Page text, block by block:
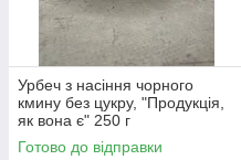
Урбеч з насіння чорного
кмину без цукру, "Продукція,
як вона є" 250 г
Готово до відправки